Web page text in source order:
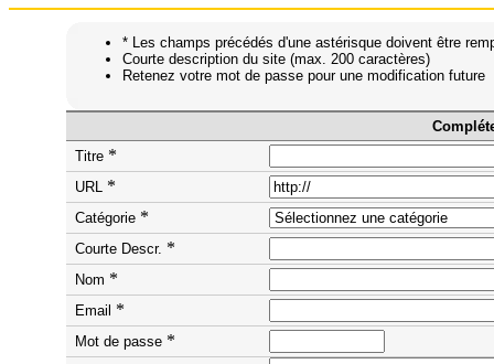
* Les champs précédés d'une astérisque doivent être
Courte description du site (max. 200 caractères)
Retenez votre mot de passe pour une modification future
Titre*
URL *
Catégorie*
Courte Descr. *
Nom *
Email *
Mot de passe*